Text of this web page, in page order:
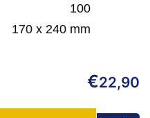
100
170 x 240 mm
€22,90